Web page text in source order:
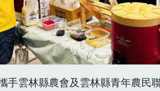
手雲林縣農會及雲林縣青年農民